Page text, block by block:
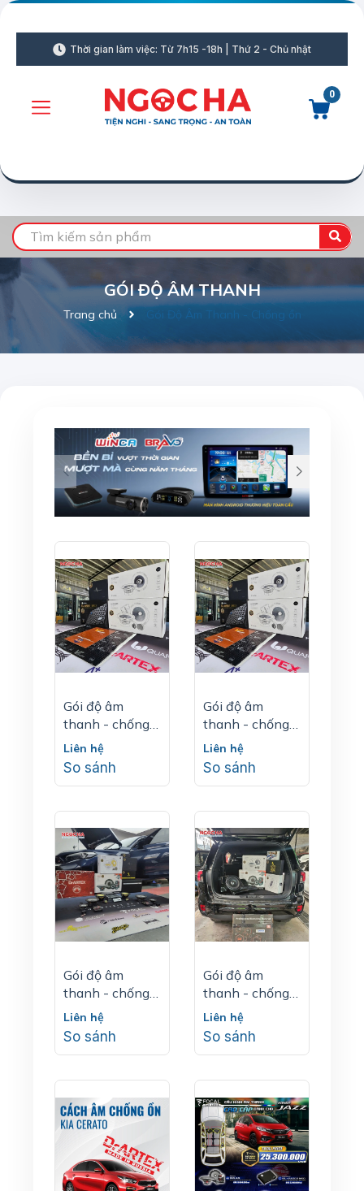
Thời gian làm việc: Từ 7h15 -18h | Thứ 2 - Chủ nhật
0
GÓI ĐỘ ÂM THANH
Trang chủ Gói Độ Âm Thanh - Chống ồn
Gói độ âm
thanh - chống
ồn | Ford
Tuorneo
Liên hệ
So sánh
Gói độ âm
thanh - chống
ồn | Ford
Ranger Raptor
Liên hệ
So sánh
Gói độ âm
thanh - chống
ồn | Honda
Civic
Liên hệ
So sánh
Gói độ âm
thanh - chống
ồn | Ford
Everest
Liên hệ
So sánh